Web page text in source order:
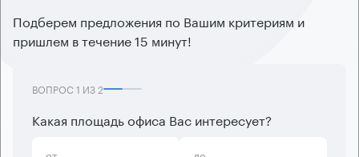
Подберем предложения по Вашим критериям и
пришлем в течение 15 минут!
ВОПРОС 1 ИЗ2
Какая площадь офиса Вас интересует?